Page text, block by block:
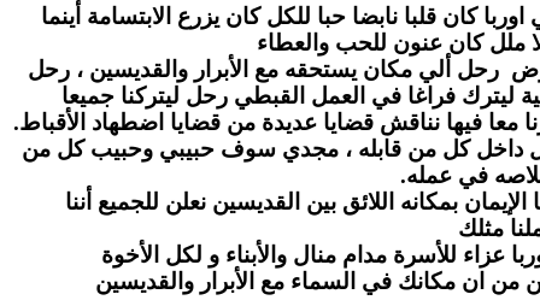
كان قلبا نابضا حبا للكل كان يزرع الابتسامة أينما
ملل كان عنون للحب والعطاء
رحل ألي مكان يستحقه مع الأبرار والقديسين ، رحل
ليترك فراغا في العمل القبطي رحل ليتركنا جميعا
فيها نناقش قضايا عديدة من قضايا اضطهاد الأقباط.
داخل كل من قابله ، مجدي سوف حبيبي وحبيب كل من
في عمله.
بمكانه اللائق بين القديسين نعلن للجميع أننا
مثلك
عزاء للأسرة مدام منال والأبناء و لكل الأخوة
من ان مكانك في السماء مع الأبرار والقديسين